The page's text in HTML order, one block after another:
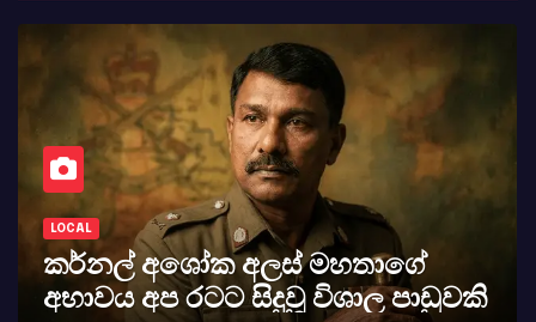
LOCAL
කර්නල් අශෝක අලස් මහතාගේ
අභාවය අප රටට සිදුවූ විශාල පාඩුවකි